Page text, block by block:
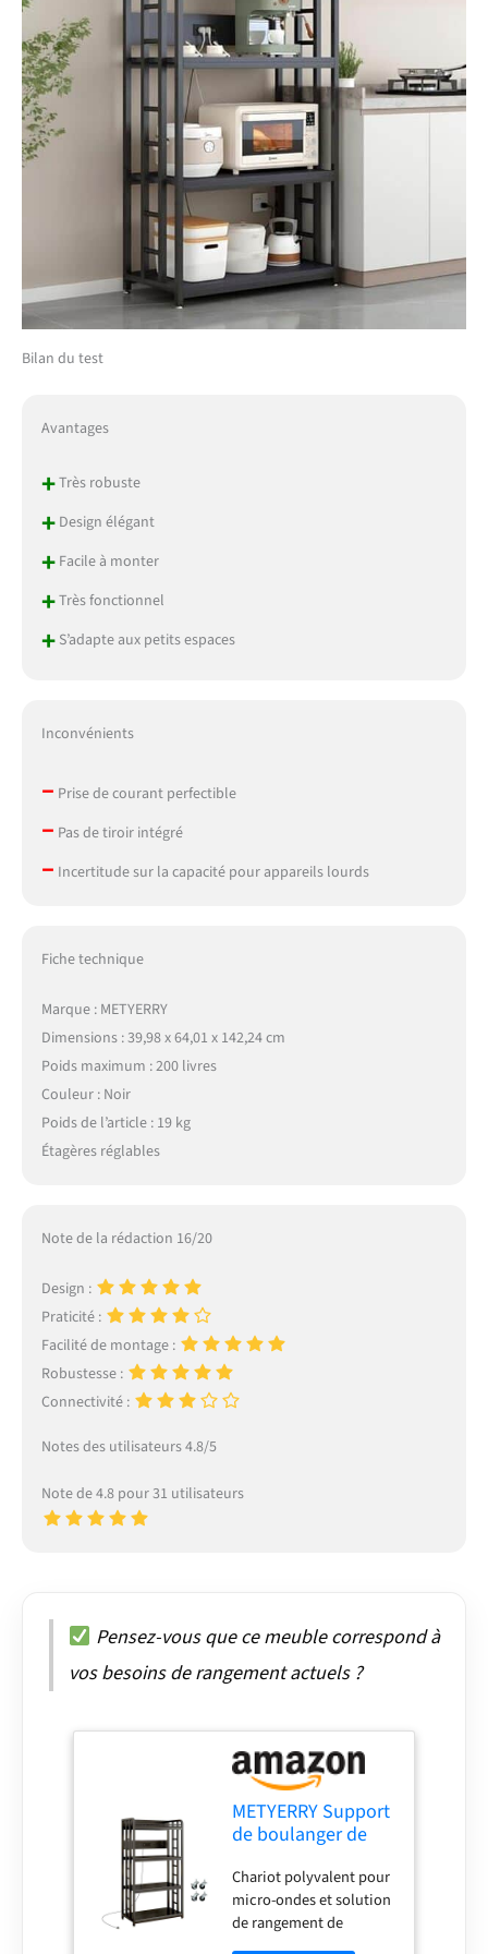
pour votre étagère de
boulangers avec roulettes
: avec un processus
d'assemblage simple et
tous les outils nécessaires
inclus, ce chariot pour
micro-ondes est facile à
installer, ce qui en fait un
ajout sans tracas à votre
cuisine ou espace de vie
【Assemblage et après-
vente】Avec des
instructions claires et une
structure simple,
l'installation est très
Bilan du test
Avantages
+Très robuste
+Design élégant
+Facile à monter
+Très fonctionnel
+S’adapte aux petits espaces
Inconvénients
– Prise de courant perfectible
– Pas de tiroir intégré
– Incertitude sur la capacité pour appareils lourds
Fiche technique
Marque : METYERRY
Dimensions : 39,98 x 64,01 x 142,24 cm
Poids maximum : 200 livres
Couleur : Noir
Poids de l’article : 19 kg
Étagères réglables
Note de la rédaction 16/20
Design :
Praticité :
Facilité de montage :
Robustesse :
Connectivité :
Notes des utilisateurs 4.8/5
Note de 4.8 pour 31 utilisateurs
Pensez-vous que ce meuble correspond à
vos besoins de rangement actuels ?
METYERRY Support
de boulanger de
niveaux avec prise
de courant, roues
industrielles,
Chariot polyvalent pour
micro-ondes et solution
de rangement de
cuisine : cette étagère